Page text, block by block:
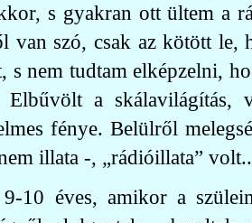
s gyakran ott ültem a
van szó, csak az kötött le,
s nem tudtam elképzelni,
Elbűvölt a skálavilágítás,
fénye. Belülről
illata -, „rádióillata”
9-10 éves, amikor a